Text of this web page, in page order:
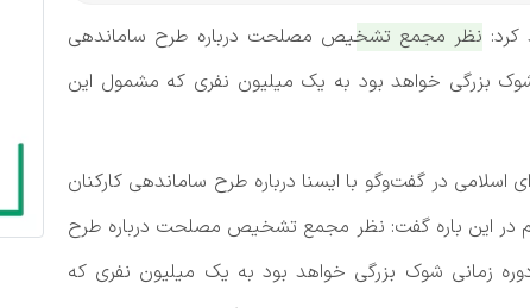
نظر مجمع تشخیص مصلحت درباره طرح ساماندهی
بزرگی خواهد بود به یک میلیون نفری که مشمول این
در گفت‌وگو با ایسنا درباره طرح ساماندهی کارکنان
این باره گفت: نظر مجمع تشخیص مصلحت درباره طرح
زمانی شوک بزرگی خواهد بود به یک میلیون نفری که